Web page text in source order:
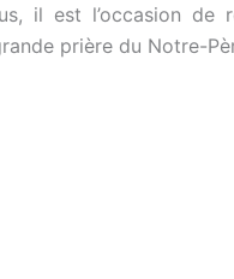
il est l’occasion
prière du Notre-